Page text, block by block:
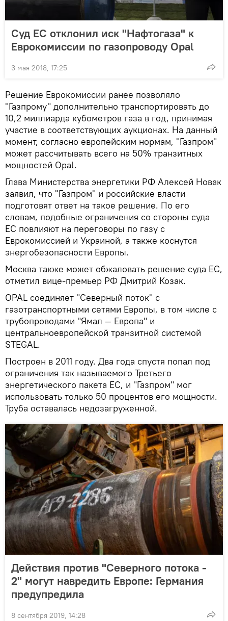
Суд ЕС отклонил иск "Нафтогаза" к
Еврокомиссии по газопроводу Opal
3 мая 2018, 17:25
Решение Еврокомиссии ранее позволяло
"Газпрому" дополнительно транспортировать до
10,2 миллиарда кубометров газа в год, принимая
участие в соответствующих аукционах. На данный
момент, согласно европейским нормам, "Газпром"
может рассчитывать всего на 50% транзитных
мощностей Opal.
Глава Министерства энергетики РФ Алексей Новак
заявил, что "Газпром" и российские власти
подготовят ответ на такое решение. По его
словам, подобные ограничения со стороны суда
ЕС повлияют на переговоры по газу с
Еврокомиссией и Украиной, а также коснутся
энергобезопасности Европы.
Москва также может обжаловать решение суда ЕС,
отметил вице-премьер РФ Дмитрий Козак.
OPAL соединяет "Северный поток" с
газотранспортными сетями Европы, в том числе с
трубопроводами "Ямал — Европа" и
центральноевропейской транзитной системой
STEGAL.
Построен в 2011 году. Два года спустя попал под
ограничения так называемого Третьего
энергетического пакета ЕС, и "Газпром" мог
использовать только 50 процентов его мощности.
Труба оставалась недозагруженной.
Действия против "Северного потока -
2" могут навредить Европе: Германия
предупредила
8 сентября 2019, 14:28